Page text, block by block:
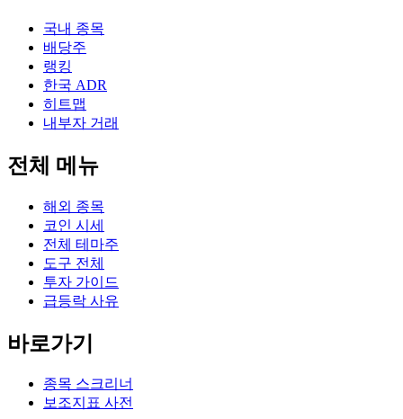
국내 종목
배당주
랭킹
한국 ADR
히트맵
내부자 거래
전체 메뉴
해외 종목
코인 시세
전체 테마주
도구 전체
투자 가이드
급등락 사유
바로가기
종목 스크리너
보조지표 사전